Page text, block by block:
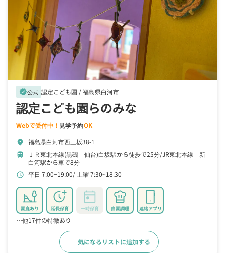
verified公式 認定こども園 /福島県白河市
認定こども園らのみな
Webで受付中！ 見学予約OK
location_on 福島県白河市西三坂38-1
train ＪＲ東北本線(黒磯－仙台)白坂駅から徒歩で25分 JR東北本線 新
白河駅から車で8分
schedule 平日 7:00~19:00 土曜 7:30~18:30
園庭あり 延長保育 一時保育 自園調理 連絡アプリ
…他17件の特徴あり
気になるリストに追加する